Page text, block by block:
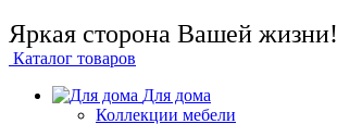
Яркая сторона Вашей жизни!
Каталог товаров
Для дома
Коллекции мебели